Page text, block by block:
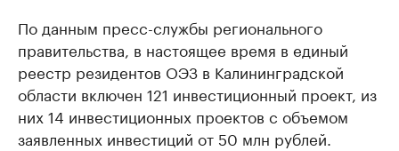
По данным пресс-службы регионального
правительства, в настоящее время в единый
реестр резидентов ОЭЗ в Калининградской
области включен 121 инвестиционный проект, из
них 14 инвестиционных проектов с объемом
заявленных инвестиций от 50 млн рублей.